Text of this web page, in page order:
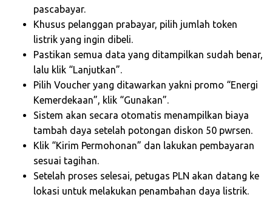
pascabayar.
Khusus pelanggan prabayar, pilih jumlah token
listrik yang ingin dibeli.
Pastikan semua data yang ditampilkan sudah benar,
lalu klik “Lanjutkan”.
Pilih Voucher yang ditawarkan yakni promo “Energi
Kemerdekaan”, klik “Gunakan”.
Sistem akan secara otomatis menampilkan biaya
tambah daya setelah potongan diskon 50 pwrsen.
Klik “Kirim Permohonan” dan lakukan pembayaran
sesuai tagihan.
Setelah proses selesai, petugas PLN akan datang ke
lokasi untuk melakukan penambahan daya listrik.